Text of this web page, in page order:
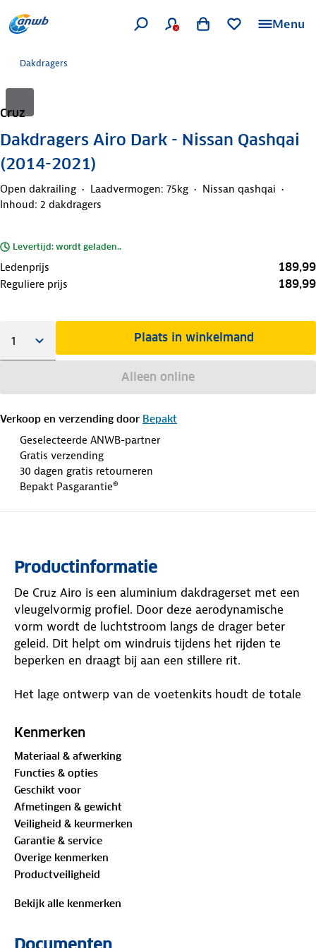
Menu
Dakdragers
Cruz
Dakdragers Airo Dark - Nissan Qashqai
(2014-2021)
Open dakrailing Laadvermogen: 75kg
Nissan qashqai
Inhoud: 2 dakdragers
Levertijd: wordt geladen..
Ledenprijs 189,99
Reguliere prijs 189,99
Plaats in winkelmand
Alleen online
Verkoop en verzending door Bepakt
Geselecteerde ANWB-partner
Gratis verzending
30 dagen gratis retourneren
Bepakt Pasgarantie®
Productinformatie
De Cruz Airo is een aluminium dakdragerset met een
vleugelvormig profiel. Door deze aerodynamische
vorm wordt de luchtstroom langs de drager beter
geleid. Dit helpt om windruis tijdens het rijden te
beperken en draagt bij aan een stillere rit.
Het lage ontwerp van de voetenkits houdt de totale
een compacte plaatsing op het dak van je auto. Je
specialistisch gereedschap nodig is.
Bovenop de drager zit een T-track met een rubberen
afdekstrip. Via deze gleuf monteer je accessoires
zoals fietsendragers, kanodragers en dakkoffers met
een standaard 20 mm T-track adapter. De rubberen
strip dekt de gleuf netjes af wanneer je geen
accessoires gebruikt.
Kenmerken
Materiaal & afwerking
Functies & opties
Geschikt voor
Afmetingen & gewicht
Veiligheid & keurmerken
Garantie & service
Overige kenmerken
Productveiligheid
Bekijk alle kenmerken